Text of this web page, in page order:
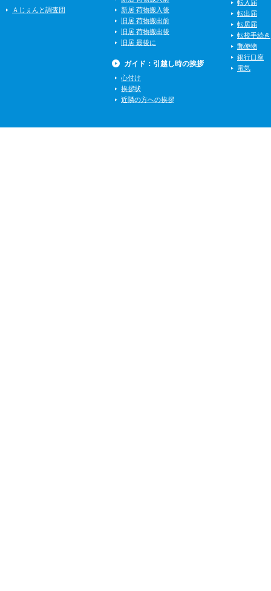
Ａじぇんと調査団
新居 荷物搬入後
旧居 荷物搬出前
旧居 荷物搬出後
旧居 最後に
ガイド：引越し時の挨拶
心付け
挨拶状
近隣の方への挨拶
転入届
転出届
転居届
転校手続き
郵便物
銀行口座
電気